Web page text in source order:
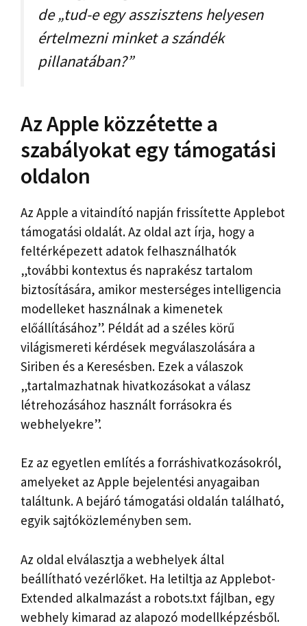
de „tud-e egy asszisztens helyesen
értelmezni minket a szándék
pillanatában?”
Az Apple közzétette a
szabályokat egy támogatási
oldalon
Az Apple a vitaindító napján frissítette Applebot
támogatási oldalát. Az oldal azt írja, hogy a
feltérképezett adatok felhasználhatók
„további kontextus és naprakész tartalom
biztosítására, amikor mesterséges intelligencia
modelleket használnak a kimenetek
előállításához”. Példát ad a széles körű
világismereti kérdések megválaszolására a
Siriben és a Keresésben. Ezek a válaszok
„tartalmazhatnak hivatkozásokat a válasz
létrehozásához használt forrásokra és
webhelyekre”.
Ez az egyetlen említés a forráshivatkozásokról,
amelyeket az Apple bejelentési anyagaiban
találtunk. A bejáró támogatási oldalán található,
egyik sajtóközleményben sem.
Az oldal elválasztja a webhelyek által
beállítható vezérlőket. Ha letiltja az Applebot-
Extended alkalmazást a robots.txt fájlban, egy
webhely kimarad az alapozó modellképzésből.